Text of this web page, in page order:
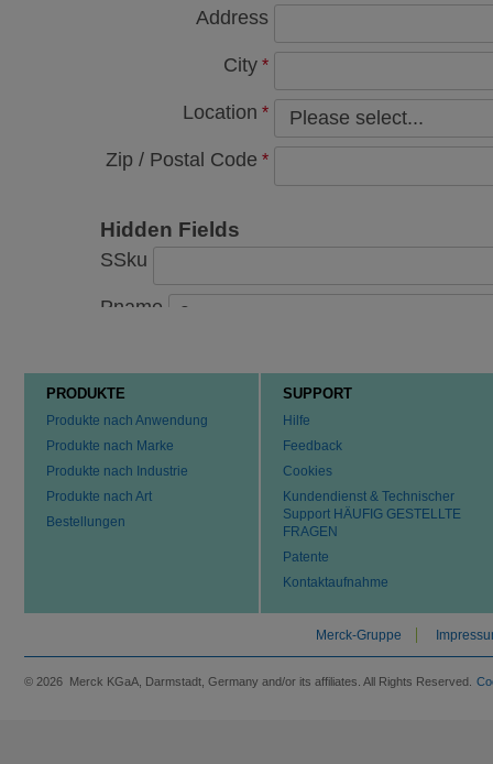
PRODUKTE
Produkte nach Anwendung
Produkte nach Marke
Produkte nach Industrie
Produkte nach Art
Bestellungen
SUPPORT
Hilfe
Feedback
Cookies
Kundendienst & Technischer
Support HÄUFIG GESTELLTE
FRAGEN
Patente
Kontaktaufnahme
Merck-Gruppe
© 2026 Merck KGaA, Darmstadt, Germany and/or its affiliates. All Rights Reserved.